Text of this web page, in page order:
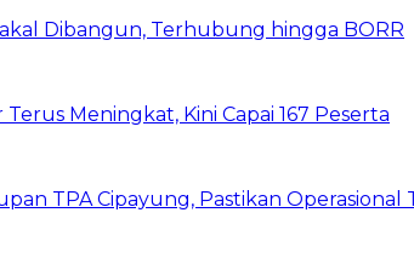
Dibangun, Terhubung hingga BORR
Meningkat, Kini Capai 167 Peserta
TPA Cipayung, Pastikan Operasional